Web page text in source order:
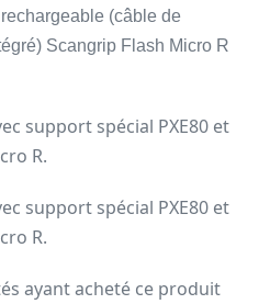
(câble de
Scangrip Flash Micro R
support spécial PXE80 et
R.
support spécial PXE80 et
R.
ayant acheté ce produit